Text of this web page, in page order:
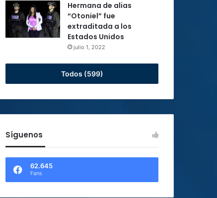
Hermana de alias
“Otoniel” fue
extraditada a los
Estados Unidos
julio 1, 2022
Todos (599)
Síguenos
62.645
Fans